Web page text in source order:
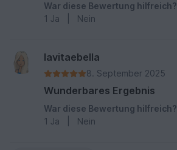
War diese Bewertung hilfreich?
1 Ja Nein
lavitaebella
8. September 2025
Wunderbares Ergebnis
War diese Bewertung hilfreich?
1 Ja Nein